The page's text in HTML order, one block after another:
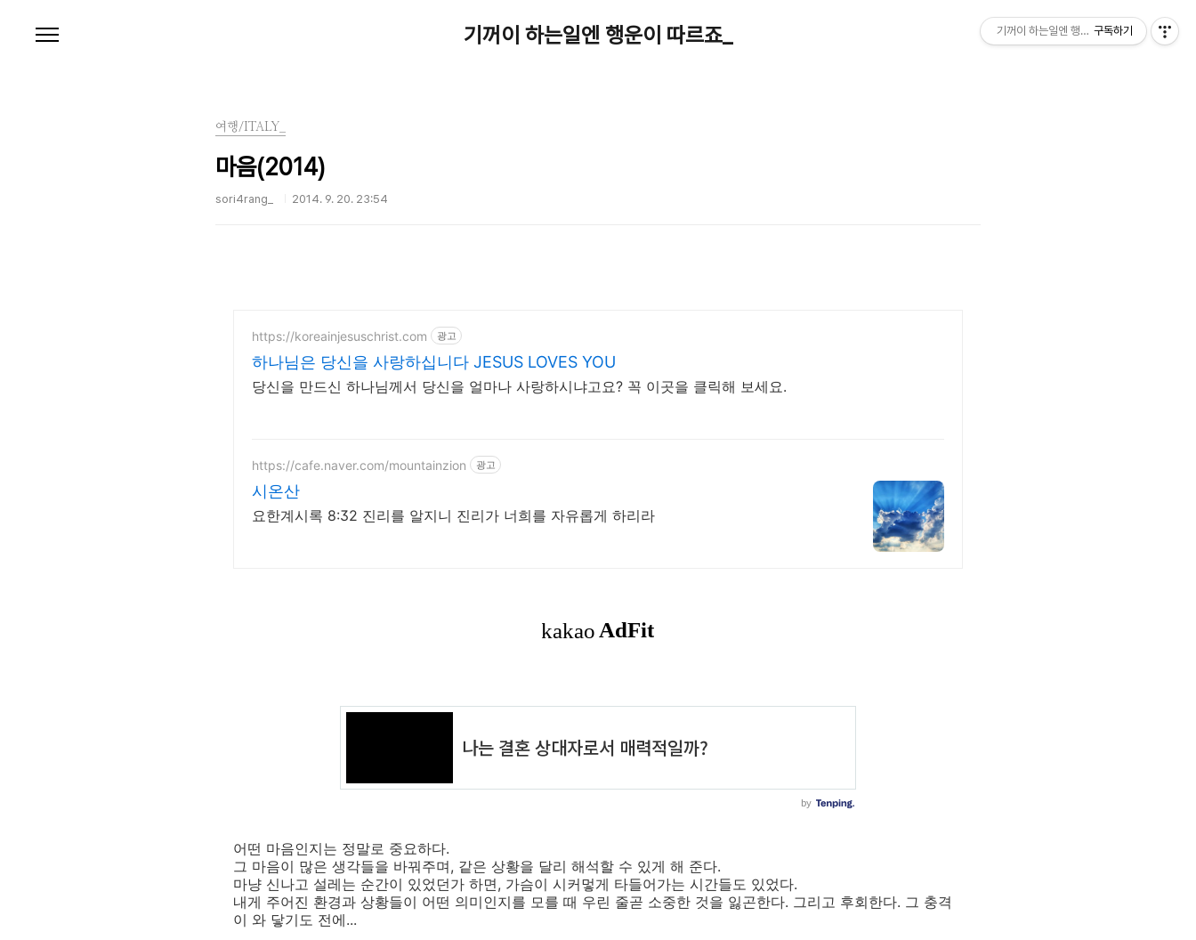
기꺼이 하는일엔 행운이 따르죠_
여행/ITALY_
마음(2014)
sori4rang_ 2014. 9. 20. 23:54
https://koreainjesuschrist.com 광고
하나님은 당신을 사랑하십니다 JESUS LOVES YOU
당신을 만드신 하나님께서 당신을 얼마나 사랑하시냐고요? 꼭 이곳을 클릭해 보세요.
https://cafe.naver.com/mountainzion 광고
시온산
요한계시록 8:32 진리를 알지니 진리가 너희를 자유롭게 하리라
어떤 마음인지는 정말로 중요하다.
그 마음이 많은 생각들을 바꿔주며, 같은 상황을 달리 해석할 수 있게 해 준다.
마냥 신나고 설레는 순간이 있었던가 하면, 가슴이 시커멓게 타들어가는 시간들도 있었다.
내게 주어진 환경과 상황들이 어떤 의미인지를 모를 때 우린 줄곧 소중한 것을 잃곤한다. 그리고 후회한다. 그 충격
이 와 닿기도 전에...
기꺼이 하는일엔 행운이 따르죠_
구독하기